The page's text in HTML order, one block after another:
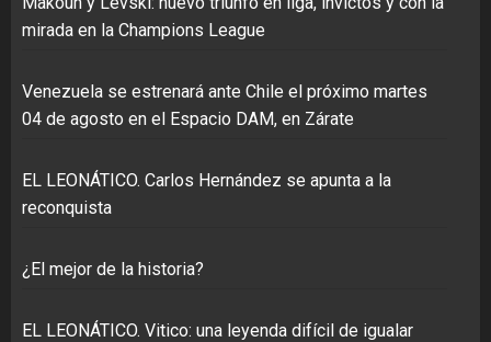
mirada en la Champions League
Venezuela se estrenará ante Chile el próximo martes
04 de agosto en el Espacio DAM, en Zárate
EL LEONÁTICO. Carlos Hernández se apunta a la
reconquista
¿El mejor de la historia?
EL LEONÁTICO. Vitico: una leyenda difícil de igualar